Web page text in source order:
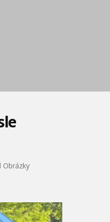
Obrázky